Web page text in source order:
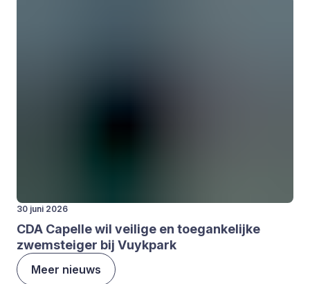
30 juni 2026
CDA Capel­le wil vei­li­ge en toe­gan­ke­lij­ke
zwem­stei­ger bij Vuyk­park
Meer nieuws